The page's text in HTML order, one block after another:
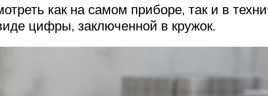
как на самом приборе, так и в
цифры, заключенной в кружок.